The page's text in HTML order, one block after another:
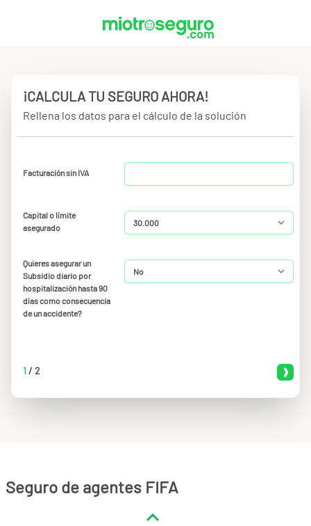
Seguro de agentes FIFA
¡CALCULA TU SEGURO AHORA!
Rellena los datos para el cálculo de la solución
Facturación sin IVA
Capital o límite
asegurado
Quieres asegurar un
Subsidio diario por
hospitalización hasta 90
días como consecuencia
de un accidente?
1/ 2